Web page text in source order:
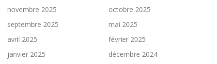
novembre 2025
octobre 2025
septembre 2025
mai 2025
avril 2025
février 2025
janvier 2025
décembre 2024